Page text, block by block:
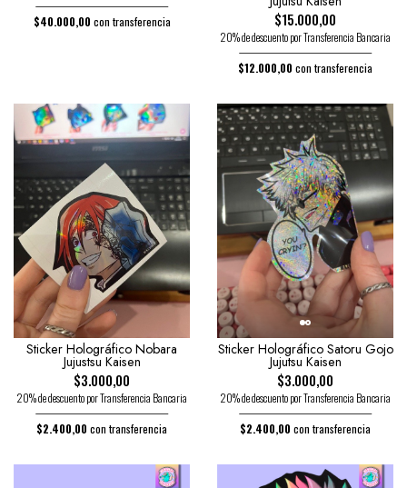
$40.000,00 con transferencia $15.000,00
20% de descuento por Transferencia Bancaria
$12.000,00 con transferencia
Sticker Holográfico Nobara
Jujustsu Kaisen
$3.000,00
20% de descuento por Transferencia Bancaria
$2.400,00 con transferencia
Sticker Holográfico Satoru Gojo
Jujutsu Kaisen
$3.000,00
20% de descuento por Transferencia Bancaria
$2.400,00 con transferencia